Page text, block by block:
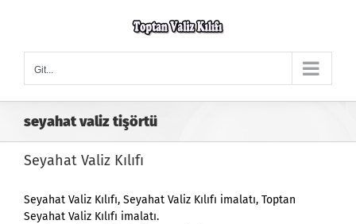
Git...
seyahat valiz tişörtü
Seyahat Valiz Kılıfı
Seyahat Valiz Kılıfı, Seyahat Valiz Kılıfı imalatı, Toptan
Seyahat Valiz Kılıfı imalatı.